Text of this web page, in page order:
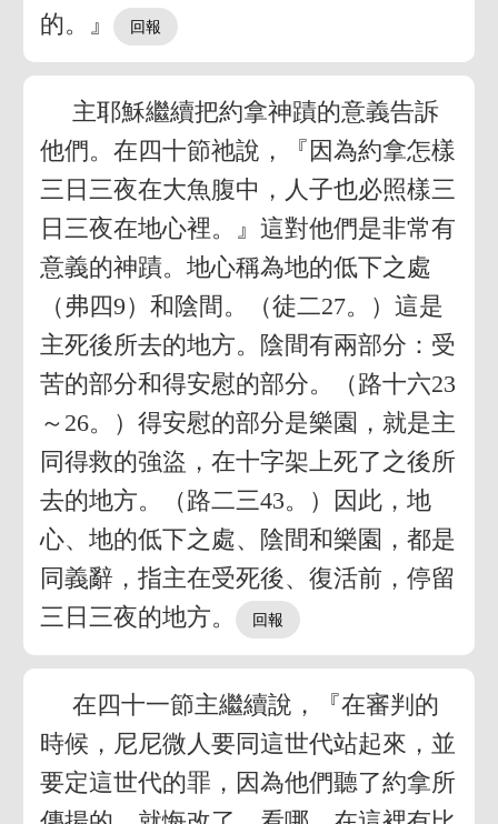
的。』
主耶穌繼續把約拿神蹟的意義告訴
他們。在四十節祂說，『因為約拿怎樣
三日三夜在大魚腹中，人子也必照樣三
日三夜在地心裡。』這對他們是非常有
意義的神蹟。地心稱為地的低下之處
（弗四9）和陰間。（徒二27。）這是
主死後所去的地方。陰間有兩部分：受
苦的部分和得安慰的部分。（路十六23
～26。）得安慰的部分是樂園，就是主
同得救的強盜，在十字架上死了之後所
去的地方。（路二三43。）因此，地
心、地的低下之處、陰間和樂園，都是
同義辭，指主在受死後、復活前，停留
三日三夜的地方。
在四十一節主繼續說，『在審判的
時候，尼尼微人要同這世代站起來，並
要定這世代的罪，因為他們聽了約拿所